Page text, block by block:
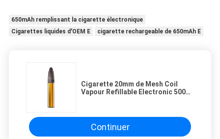
650mAh remplissant la cigarette électronique
Cigarettes liquides d'OEM E
cigarette rechargeable de 650mAh E
Cigarette 20mm de Mesh Coil
Vapour Refillable Electronic 5000
Continuer